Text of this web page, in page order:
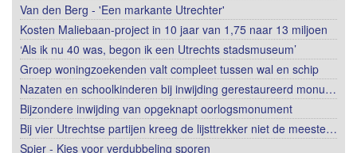
Van den Berg - 'Een markante Utrechter'
Kosten Maliebaan-project in 10 jaar van 1,75 naar 13 miljoen
‘Als ik nu 40 was, begon ik een Utrechts stadsmuseum’
Groep woningzoekenden valt compleet tussen wal en schip
Nazaten en schoolkinderen bij inwijding gerestaureerd monu…
Bijzondere inwijding van opgeknapt oorlogsmonument
Bij vier Utrechtse partijen kreeg de lijsttrekker niet de meeste…
Spier - Kies voor verdubbeling sporen